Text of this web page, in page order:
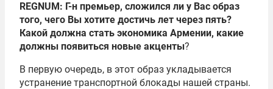
REGNUM: Г-н премьер, сложился ли у Вас образ
того, чего Вы хотите достичь лет через пять?
Какой должна стать экономика Армении, какие
должны появиться новые акценты?
В первую очередь, в этот образ укладывается
устранение транспортной блокады нашей страны.